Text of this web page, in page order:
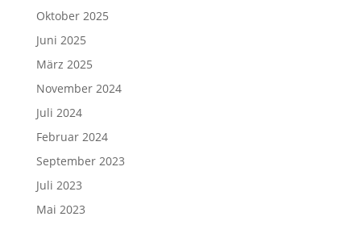
Oktober 2025
Juni 2025
März 2025
November 2024
Juli 2024
Februar 2024
September 2023
Juli 2023
Mai 2023